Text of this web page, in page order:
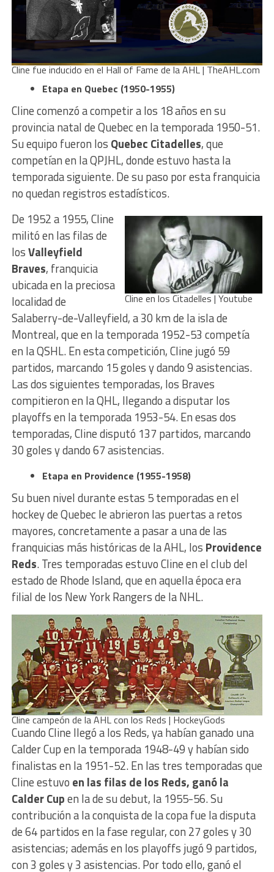
Cline fue inducido en el Hall of Fame de la AHL | TheAHL.com
Etapa en Quebec (1950-1955)
Cline comenzó a competir a los 18 años en su
provincia natal de Quebec en la temporada 1950-51.
Su equipo fueron los Quebec Citadelles, que
competían en la QPJHL, donde estuvo hasta la
temporada siguiente. De su paso por esta franquicia
no quedan registros estadísticos.
Cline en los Citadelles | Youtube
De 1952 a 1955, Cline
militó en las filas de
losValleyfield
Braves, franquicia
ubicada en la preciosa
localidad de
Salaberry-de-Valleyfield, a 30 km de la isla de
Montreal, que en la temporada 1952-53 competía
en la QSHL. En esta competición, Cline jugó 59
partidos, marcando 15 goles y dando 9 asistencias.
Las dos siguientes temporadas, los Braves
compitieron en la QHL, llegando a disputar los
playoffs en la temporada 1953-54. En esas dos
temporadas, Cline disputó 137 partidos, marcando
30 goles y dando 67 asistencias.
Etapa en Providence (1955-1958)
Su buen nivel durante estas 5 temporadas en el
hockey de Quebec le abrieron las puertas a retos
mayores, concretamente a pasar a una de las
franquicias más históricas de la AHL, los Providence
Reds. Tres temporadas estuvo Cline en el club del
estado de Rhode Island, que en aquella época era
filial de los New York Rangers de la NHL.
Cline campeón de la AHL con los Reds | HockeyGods
Cuando Cline llegó a los Reds, ya habían ganado una
Calder Cup en la temporada 1948-49 y habían sido
finalistas en la 1951-52. En las tres temporadas que
Cline estuvo en las filas de los Reds, ganó la
Calder Cupen la de su debut, la 1955-56. Su
contribución a la conquista de la copa fue la disputa
de 64 partidos en la fase regular, con 27 goles y 30
asistencias; además en los playoffs jugó 9 partidos,
con 3 goles y 3 asistencias. Por todo ello, ganó el